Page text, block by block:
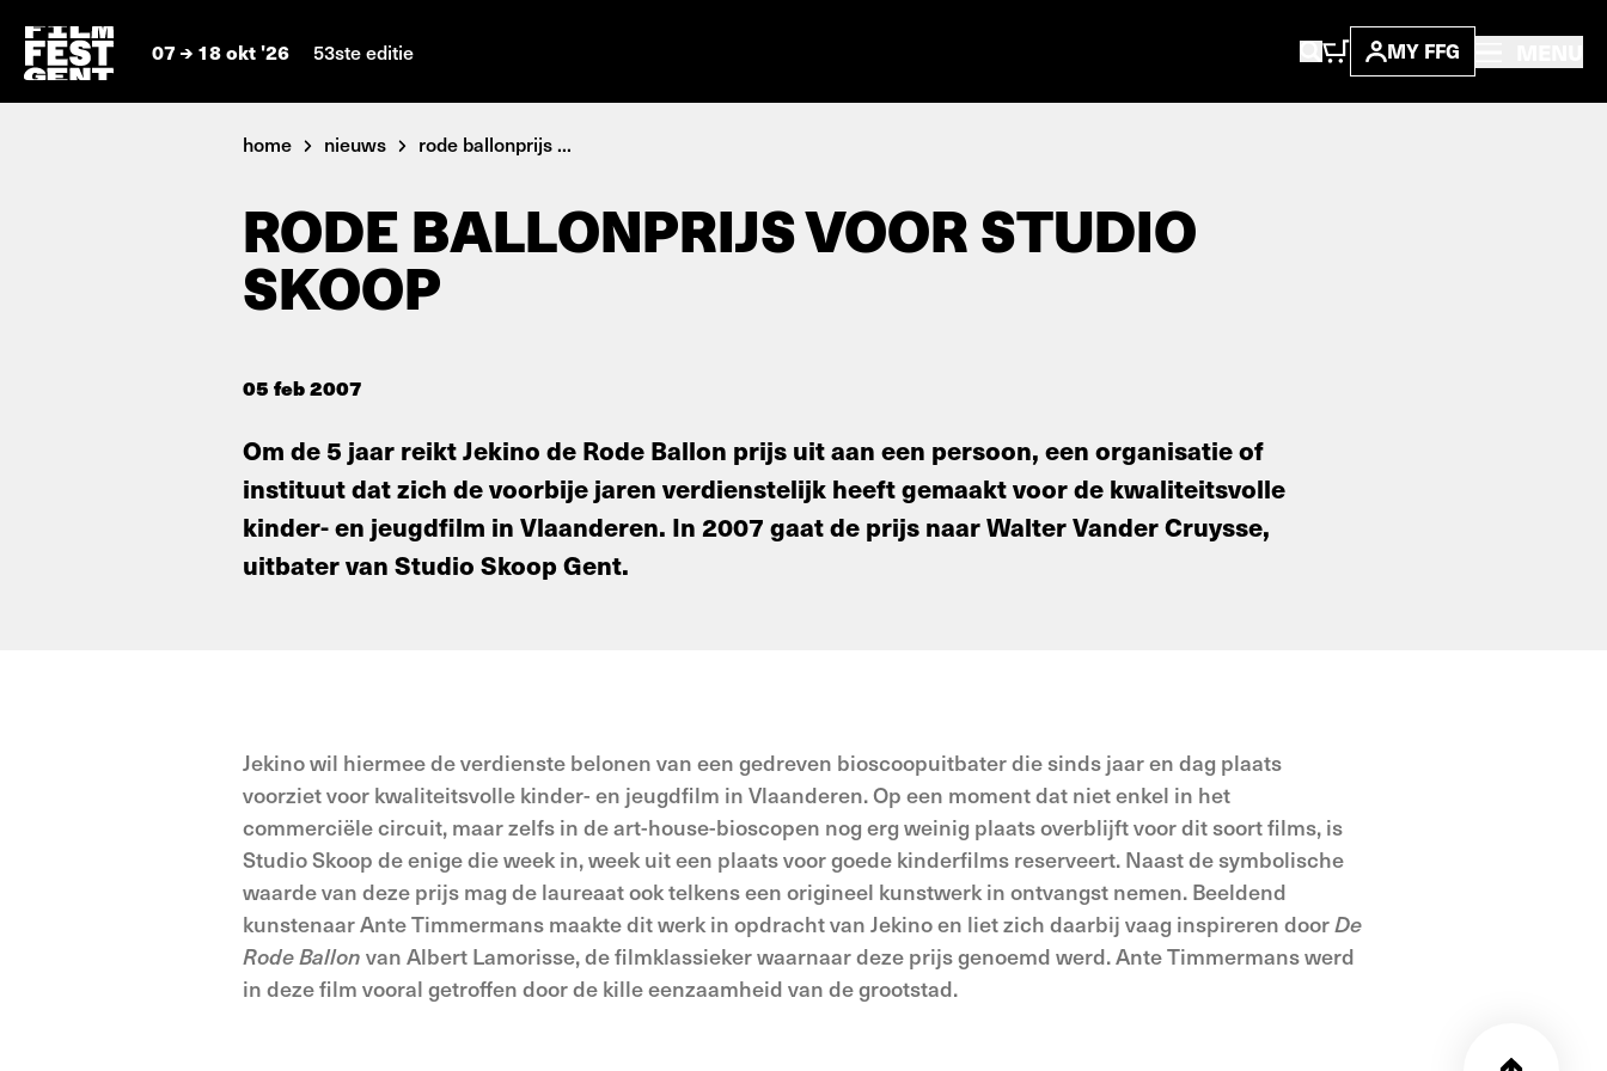
07 18 okt '26 53ste editie MY FFG
home nieuws rode ballonprijs ...
RODE BALLONPRIJS VOOR STUDIO
SKOOP
05 feb 2007
Om de 5 jaar reikt Jekino de Rode Ballon prijs uit aan een persoon, een organisatie of
instituut dat zich de voorbije jaren verdienstelijk heeft gemaakt voor de kwaliteitsvolle
kinder- en jeugdfilm in Vlaanderen. In 2007 gaat de prijs naar Walter Vander Cruysse,
uitbater van Studio Skoop Gent.
Jekino wil hiermee de verdienste belonen van een gedreven bioscoopuitbater die sinds jaar en dag plaats
voorziet voor kwaliteitsvolle kinder- en jeugdfilm in Vlaanderen. Op een moment dat niet enkel in het
commerciële circuit, maar zelfs in de art-house-bioscopen nog erg weinig plaats overblijft voor dit soort films, is
Studio Skoop de enige die week in, week uit een plaats voor goede kinderfilms reserveert. Naast de symbolische
waarde van deze prijs mag de laureaat ook telkens een origineel kunstwerk in ontvangst nemen. Beeldend
kunstenaar Ante Timmermans maakte dit werk in opdracht van Jekino en liet zich daarbij vaag inspireren doorDe
Rode Ballon van Albert Lamorisse, de filmklassieker waarnaar deze prijs genoemd werd. Ante Timmermans werd
in deze film vooral getroffen door de kille eenzaamheid van de grootstad.